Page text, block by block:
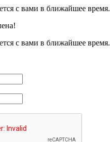
с вами в ближайшее время.
с вами в ближайшее время.